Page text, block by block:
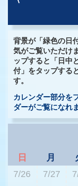
背景が「緑色の日
気がご覧いただけ
ップすると「日中
付」をタップする
す。
カレンダー部分を
ダーがご覧になれ
日 月
7/26
7/27